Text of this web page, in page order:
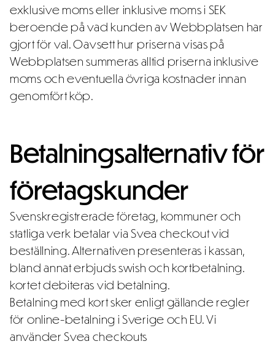
exklusive moms eller inklusive moms i SEK
beroende på vad kunden av Webbplatsen har
gjort för val. Oavsett hur priserna visas på
Webbplatsen summeras alltid priserna inklusive
moms och eventuella övriga kostnader innan
genomfört köp.
Betalningsalternativ för
företagskunder
Svenskregistrerade företag, kommuner och
statliga verk betalar via Svea checkout vid
beställning. Alternativen presenteras i kassan,
bland annat erbjuds swish och kortbetalning.
kortet debiteras vid betalning.
Betalning med kort sker enligt gällande regler
för online-betalning i Sverige och EU. Vi
använder Svea checkouts